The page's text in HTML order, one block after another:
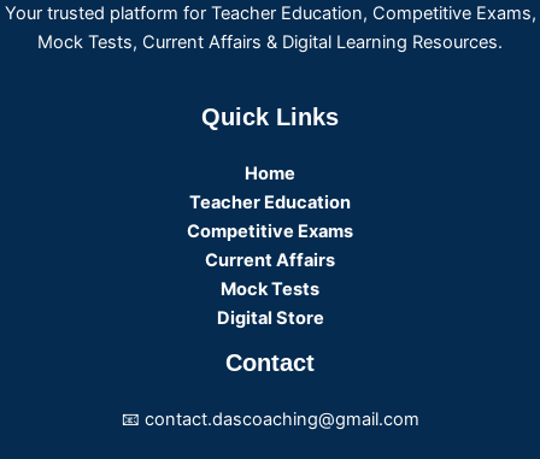
Your trusted platform for Teacher Education, Competitive Exams,
Mock Tests, Current Affairs & Digital Learning Resources.
Quick Links
Home
Teacher Education
Competitive Exams
Current Affairs
Mock Tests
Digital Store
Contact
📧 contact.dascoaching@gmail.com